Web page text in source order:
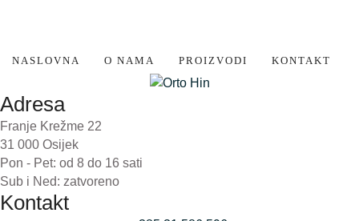
NASLOVNA O NAMA PROIZVODI KONTAKT
Adresa
Franje Krežme 22
31 000 Osijek
Pon - Pet: od 8 do 16 sati
Sub i Ned: zatvoreno
Kontakt